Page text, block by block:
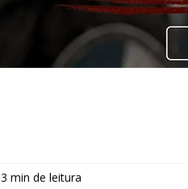
3 min de leitura